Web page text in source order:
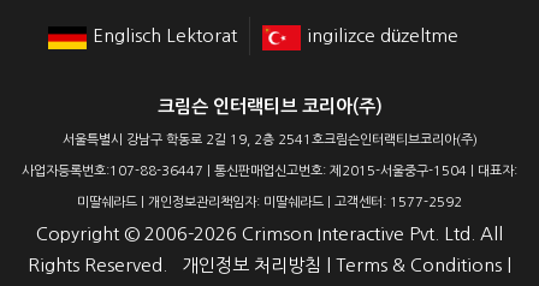
Englisch Lektorat ingilizce düzeltme
크림슨 인터랙티브 코리아(주)
서울특별시 강남구 학동로 2길 19, 2층 2541호크림슨인터랙티브코리아(주)
사업자등록번호:107-88-36447 | 통신판매업신고번호: 제2015-서울중구-1504 | 대표자:
미딸쉐라드 | 개인정보관리책임자: 미딸쉐라드 | 고객센터: 1577-2592
Copyright © 2006-2026 Crimson Interactive Pvt. Ltd. All
Rights Reserved. 개인정보 처리방침 Terms & Conditions